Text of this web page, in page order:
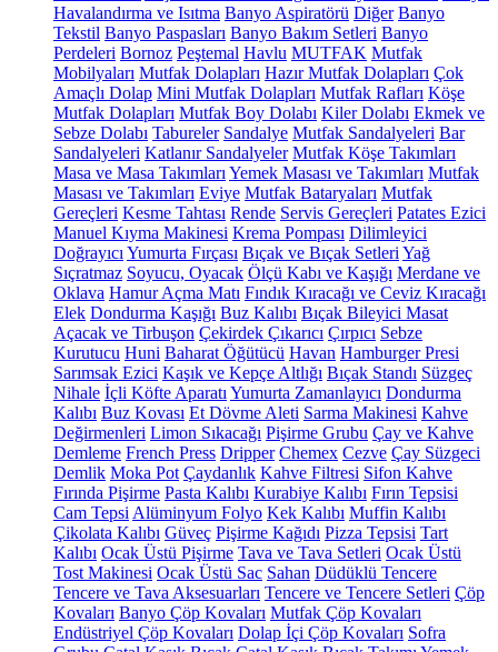
Havalandırma ve Isıtma Banyo Aspiratörü Diğer Banyo
Tekstil Banyo Paspasları Banyo Bakım Setleri Banyo
Perdeleri Bornoz Peştemal Havlu MUTFAK Mutfak
Mobilyaları Mutfak Dolapları Hazır Mutfak Dolapları Çok
Amaçlı Dolap Mini Mutfak Dolapları Mutfak Rafları Köşe
Mutfak Dolapları Mutfak Boy Dolabı Kiler Dolabı Ekmek ve
Sebze Dolabı Tabureler Sandalye Mutfak Sandalyeleri Bar
Sandalyeleri Katlanır Sandalyeler Mutfak Köşe Takımları
Masa ve Masa Takımları Yemek Masası ve Takımları Mutfak
Masası ve Takımları Eviye Mutfak Bataryaları Mutfak
Gereçleri Kesme Tahtası Rende Servis Gereçleri Patates Ezici
Manuel Kıyma Makinesi Krema Pompası Dilimleyici
Doğrayıcı Yumurta Fırçası Bıçak ve Bıçak Setleri Yağ
Sıçratmaz Soyucu, Oyacak Ölçü Kabı ve Kaşığı Merdane ve
Oklava Hamur Açma Matı Fındık Kıracağı ve Ceviz Kıracağı
Elek Dondurma Kaşığı Buz Kalıbı Bıçak Bileyici Masat
Açacak ve Tirbuşon Çekirdek Çıkarıcı Çırpıcı Sebze
Kurutucu Huni Baharat Öğütücü Havan Hamburger Presi
Sarımsak Ezici Kaşık ve Kepçe Altlığı Bıçak Standı Süzgeç
Nihale İçli Köfte Aparatı Yumurta Zamanlayıcı Dondurma
Kalıbı Buz Kovası Et Dövme Aleti Sarma Makinesi Kahve
Değirmenleri Limon Sıkacağı Pişirme Grubu Çay ve Kahve
Demleme French Press Dripper Chemex Cezve Çay Süzgeci
Demlik Moka Pot Çaydanlık Kahve Filtresi Sifon Kahve
Fırında Pişirme Pasta Kalıbı Kurabiye Kalıbı Fırın Tepsisi
Cam Tepsi Alüminyum Folyo Kek Kalıbı Muffin Kalıbı
Çikolata Kalıbı Güveç Pişirme Kağıdı Pizza Tepsisi Tart
Kalıbı Ocak Üstü Pişirme Tava ve Tava Setleri Ocak Üstü
Tost Makinesi Ocak Üstü Sac Sahan Düdüklü Tencere
Tencere ve Tava Aksesuarları Tencere ve Tencere Setleri Çöp
Kovaları Banyo Çöp Kovaları Mutfak Çöp Kovaları
Endüstriyel Çöp Kovaları Dolap İçi Çöp Kovaları Sofra